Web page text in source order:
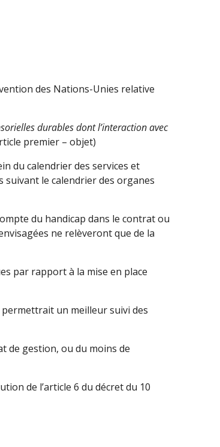
des Nations-Unies relative
durables dont l’interaction avec
premier – objet)
du calendrier des services et
suivant le calendrier des organes
du handicap dans le contrat ou
ne relèveront que de la
par rapport à la mise en place
un meilleur suivi des
de gestion, ou du moins de
de l’article 6 du décret du 10